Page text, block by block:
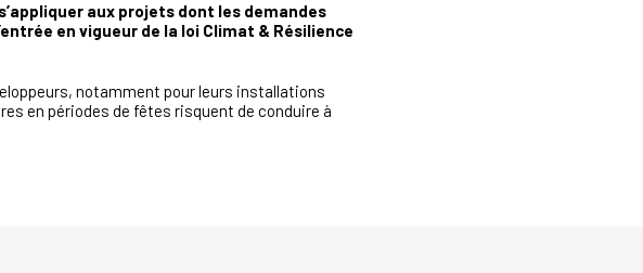
aux projets dont les demandes
en vigueur de la loi Climat & Résilience
notamment pour leurs installations
en périodes de fêtes risquent de conduire à